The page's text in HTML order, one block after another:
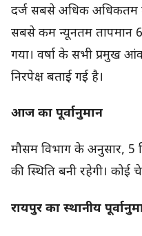
दर्ज सबसे अधिक अधिकतम
सबसे कम न्यूनतम तापमान
गया। वर्षा के सभी प्रमुख
निरपेक्ष बताई गई है।
आज का पूर्वानुमान
मौसम विभाग के अनुसार, 5
की स्थिति बनी रहेगी। कोई
रायपुर का स्थानीय